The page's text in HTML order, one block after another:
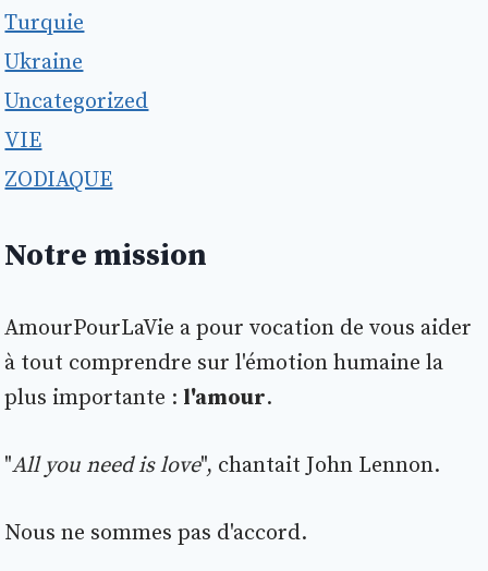
Turquie
Ukraine
Uncategorized
VIE
ZODIAQUE
Notre mission
AmourPourLaVie a pour vocation de vous aider
à tout comprendre sur l'émotion humaine la
plus importante : l'amour.
"All you need is love", chantait John Lennon.
Nous ne sommes pas d'accord.